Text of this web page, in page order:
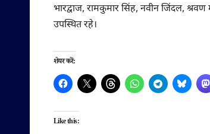
भारद्वाज, रामकुमार सिंह, नवीन जिंदल,
उपस्थित रहे।
शेयर करें:
Like this: